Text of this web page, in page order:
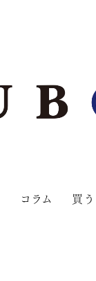
コラム 買う